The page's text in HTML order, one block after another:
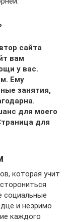
сайта
вам
у вас.
Ему
занятия,
для моего
для
которая учит
социальные
и незримо
каждого